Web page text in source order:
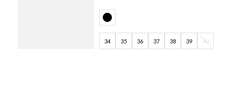
34 35 36 37 38 39 40